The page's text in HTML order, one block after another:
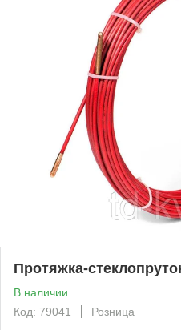
Протяжка-
В наличии
Код: 79041
Розница